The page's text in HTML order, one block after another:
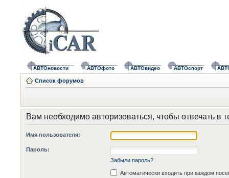
АВТОновости АВТОфото АВТОвидео АВТОспорт
Список форумов
Вам необходимо авторизоваться, чтобы отвечать в
Имя пользователя:
Пароль:
Забыли пароль?
Автоматически входить при каждом